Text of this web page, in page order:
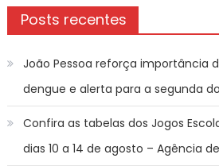
Posts recentes
João Pessoa reforça importância
dengue e alerta para a segunda
Confira as tabelas dos Jogos
dias 10 a 14 de agosto – Agência